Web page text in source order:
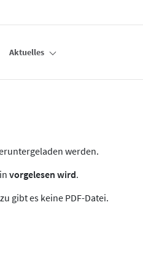
Aktuelles
werden.
vorgelesen wird.
gibt es keine PDF-Datei.